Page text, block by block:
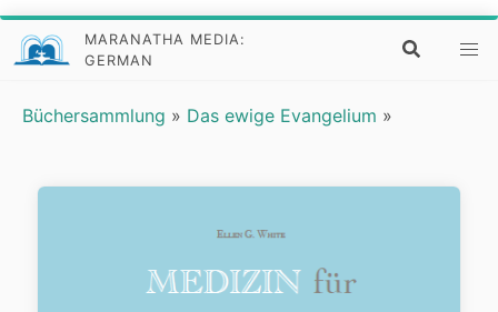
MARANATHA MEDIA:
GERMAN
Büchersammlung » Das ewige Evangelium »